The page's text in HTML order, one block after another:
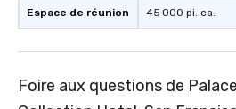
Espace de réunion 45 000 pi. ca.
Foire aux questions de